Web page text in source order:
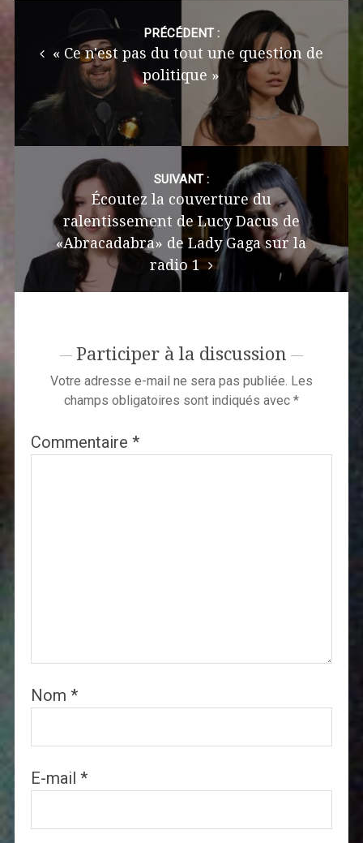
navigation
PRÉCÉDENT :
« Ce n'est pas du tout une question de
politique »
SUIVANT :
Écoutez la couverture du
ralentissement de Lucy Dacus de
«Abracadabra» de Lady Gaga sur la
radio 1
Participer à la discussion
Votre adresse e-mail ne sera pas publiée. Les
champs obligatoires sont indiqués avec *
Commentaire *
Nom *
E-mail *